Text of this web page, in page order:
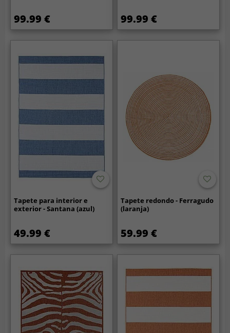
99.99 € 99.99 €
Tapete para interior e
exterior - Santana (azul)
49.99 €
Tapete redondo - Ferragudo
(laranja)
59.99 €